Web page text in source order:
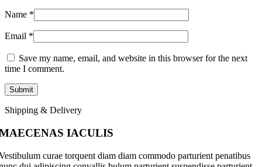
Name *
Email *
Save my name, email, and website in this browser for the next
time I comment.
Shipping & Delivery
IACULIS
curae torquent diam diam commodo parturient penatibus